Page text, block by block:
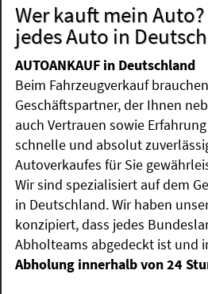
Wer kauft mein
jedes Auto in
AUTOANKAUF in Deutschland
Beim Fahrzeugverkauf
Geschäftspartner, der Ihnen
auch Vertrauen sowie
schnelle und absolut
Autoverkaufes für Sie
Wir sind spezialisiert auf dem
in Deutschland. Wir haben
konzipiert, dass jedes
Abholteams abgedeckt ist und
Abholung innerhalb von 24